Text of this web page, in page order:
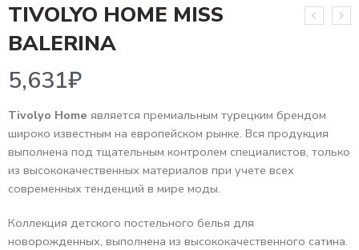
TIVOLYO HOME MISS
BALERINA
5,631₽
Tivolyo Home является премиальным турецким брендом
широко известным на европейском рынке. Вся продукция
выполнена под тщательным контролем специалистов, только
из высококачественных материалов при учете всех
современных тенденций в мире моды.
Коллекция детского постельного белья для
новорожденных, выполнена из высококачественного сатина.